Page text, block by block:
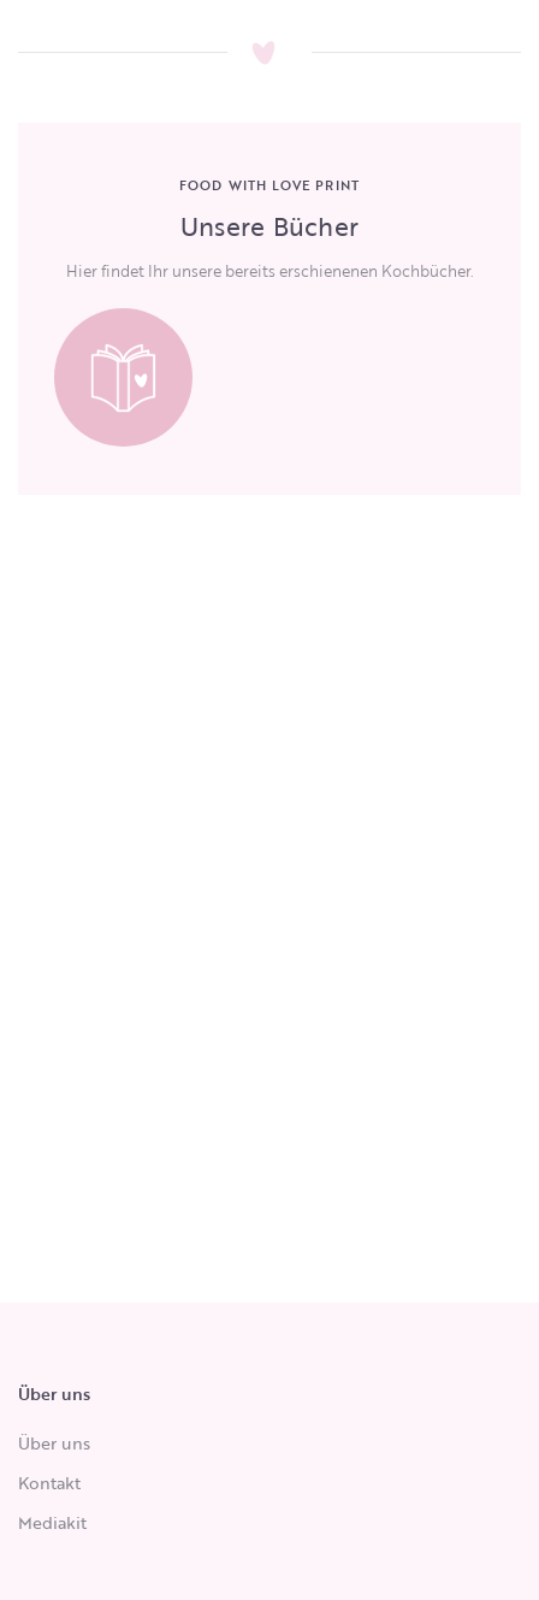
FOOD WITH LOVE PRINT
Unsere Bücher
Hier findet Ihr unsere bereits erschienenen Kochbücher.
Über uns
Über uns
Kontakt
Mediakit